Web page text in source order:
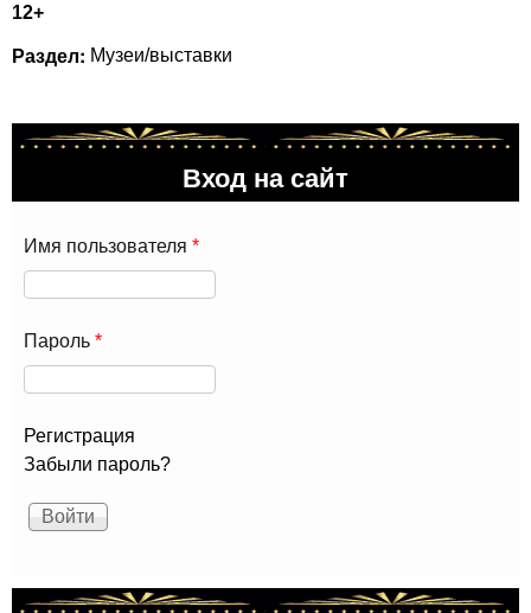
12+
Раздел: Музеи/выставки
Вход на сайт
Имя пользователя *
Пароль *
Регистрация
Забыли пароль?